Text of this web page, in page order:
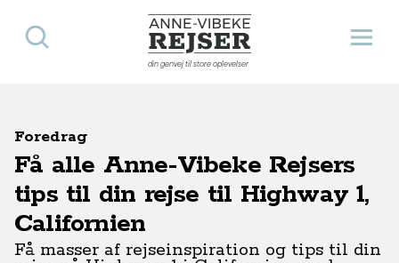
Anne-Vibeke Rejser
din genvej til store oplevelser
Åbn
Søg
Foredrag
Få alle Anne-Vibeke Rejsers
tips til din rejse til Highway 1,
Californien
Få masser af rejseinspiration og tips til din